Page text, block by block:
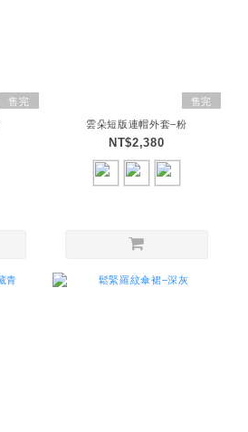
售完 售完
雲朵短版連帽外套–粉
NT$2,380